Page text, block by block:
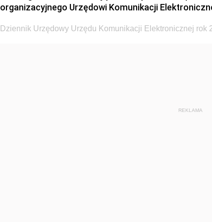
organizacyjnego Urzędowi Komunikacji
Dziennik Urzędowy Urzędu Komunikacji Elektronicznej rok
REKLAMA